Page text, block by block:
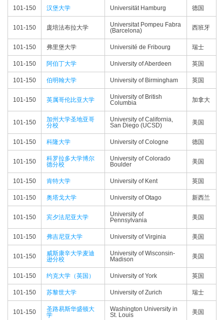
101-150 汉堡大学 Universität Hamburg 德国
101-150 庞培法布拉大学
Universitat Pompeu Fabra
(Barcelona)
西班牙
101-150 弗里堡大学 Université de Fribourg 瑞士
101-150 阿伯丁大学 University of Aberdeen 英国
101-150 伯明翰大学 University of Birmingham 英国
101-150 英属哥伦比亚大学
University of British
Columbia
加拿大
101-150
加州大学圣地亚哥
分校
University of California,
San Diego (UCSD)
美国
101-150 科隆大学 University of Cologne 德国
101-150
科罗拉多大学博尔
德分校
University of Colorado
Boulder
美国
101-150 肯特大学 University of Kent 英国
101-150 奥塔戈大学 University of Otago 新西兰
101-150 宾夕法尼亚大学
University of
Pennsylvania
美国
101-150 弗吉尼亚大学 University of Virginia 美国
101-150
威斯康辛大学麦迪
逊分校
University of Wisconsin-
Madison
美国
101-150 约克大学（英国） University of York 英国
101-150 苏黎世大学 University of Zurich 瑞士
101-150
圣路易斯华盛顿大
学
Washington University in
St. Louis
美国